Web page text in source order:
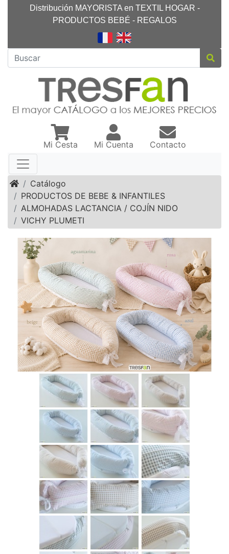
Distribución MAYORISTA en TEXTIL HOGAR -
PRODUCTOS BEBÉ - REGALOS
Mi Cesta Mi Cuenta Contacto
InicioCatálogo
PRODUCTOS DE BEBE & INFANTILES
ALMOHADAS LACTANCIA / COJÍN NIDO
VICHY PLUMETI